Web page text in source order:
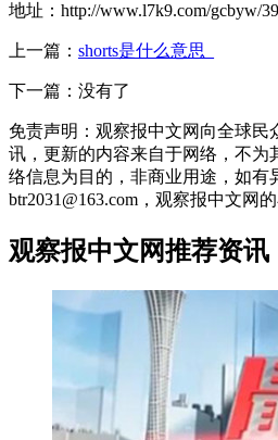
地址：http://www.l7k9.com/gcbyw/
上一篇： shorts是什么意思_
下一篇：没有了
免责声明：观察报中文网向全球民
讯，更新的内容来自于网络，不为
络信息为目的，非商业用途，如有
btr2031@163.com，观察报中文网
观察报中文网推荐资讯